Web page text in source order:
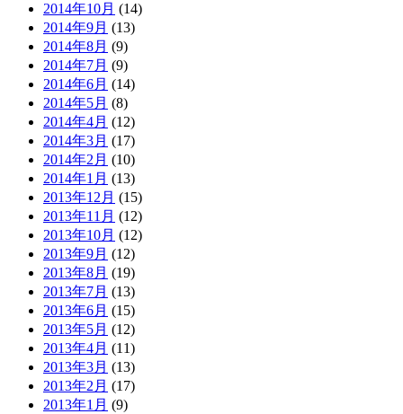
2014年10月 (14)
2014年9月 (13)
2014年8月 (9)
2014年7月 (9)
2014年6月 (14)
2014年5月 (8)
2014年4月 (12)
2014年3月 (17)
2014年2月 (10)
2014年1月 (13)
2013年12月 (15)
2013年11月 (12)
2013年10月 (12)
2013年9月 (12)
2013年8月 (19)
2013年7月 (13)
2013年6月 (15)
2013年5月 (12)
2013年4月 (11)
2013年3月 (13)
2013年2月 (17)
2013年1月 (9)